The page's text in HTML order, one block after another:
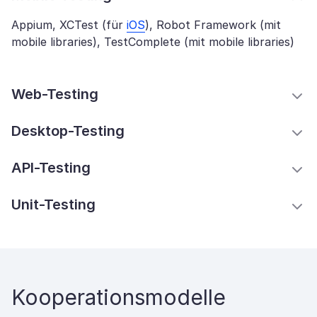
Appium, XCTest (für iOS), Robot Framework (mit
mobile libraries), TestComplete (mit mobile libraries)
Web-Testing
Desktop-Testing
API-Testing
Unit-Testing
Kooperationsmodelle